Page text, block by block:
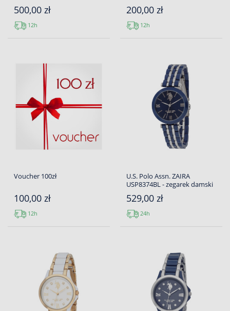
500,00 zł
12h
200,00 zł
12h
Voucher 100zł
100,00 zł
12h
U.S. Polo Assn. ZAIRA
USP8374BL - zegarek damski
529,00 zł
24h